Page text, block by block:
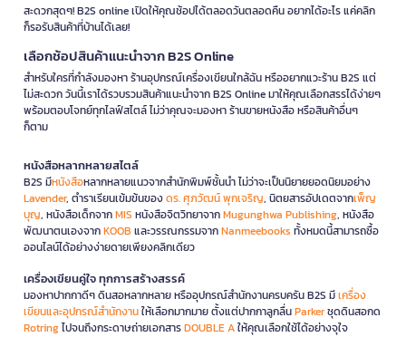
สะดวกสุดๆ! B2S online เปิดให้คุณช้อปได้ตลอดวันตลอดคืน อยากได้อะไร แค่คลิก
ก็รอรับสินค้าที่บ้านได้เลย!
เลือกช้อปสินค้าแนะนำจาก B2S Online
สำหรับใครที่กำลังมองหา ร้านอุปกรณ์เครื่องเขียนใกล้ฉัน หรืออยากแวะร้าน B2S แต่
ไม่สะดวก วันนี้เราได้รวบรวมสินค้าแนะนำจาก B2S Online มาให้คุณเลือกสรรได้ง่ายๆ
พร้อมตอบโจทย์ทุกไลฟ์สไตล์ ไม่ว่าคุณจะมองหา ร้านขายหนังสือ หรือสินค้าอื่นๆ
ก็ตาม
หนังสือหลากหลายสไตล์
B2S มีหนังสือหลากหลายแนวจากสำนักพิมพ์ชั้นนำ ไม่ว่าจะเป็นนิยายยอดนิยมอย่าง
Lavender, ตำราเรียนเข้มข้นของดร. ศุภวัฒน์ พุกเจริญ, นิตยสารอัปเดตจากเพ็ญ
บุญ, หนังสือเด็กจากMIS หนังสือจิตวิทยาจากMugunghwa Publishing, หนังสือ
พัฒนาตนเองจากKOOB และวรรณกรรมจากNanmeebooks ทั้งหมดนี้สามารถซื้อ
ออนไลน์ได้อย่างง่ายดายเพียงคลิกเดียว
เครื่องเขียนคู่ใจ ทุกการสร้างสรรค์
มองหาปากกาดีๆ ดินสอหลากหลาย หรืออุปกรณ์สำนักงานครบครัน B2S มีเครื่อง
เขียนและอุปกรณ์สำนักงานให้เลือกมากมาย ตั้งแต่ปากกาลูกลื่นParkerชุดดินสอกด
Rotringไปจนถึงกระดาษถ่ายเอกสารDOUBLE Aให้คุณเลือกใช้ได้อย่างจุใจ